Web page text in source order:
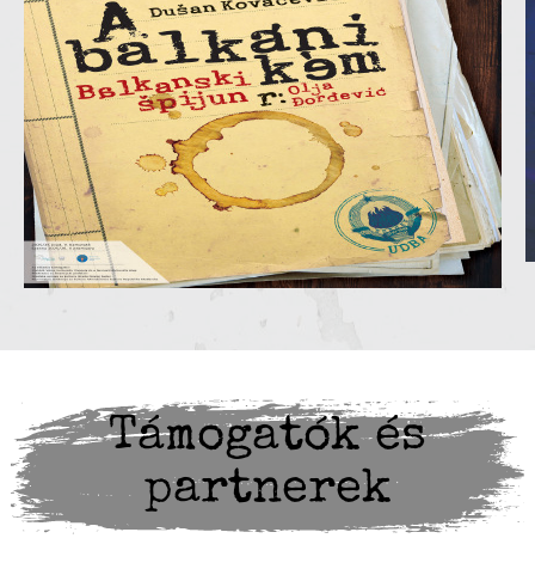
Támogatók és
partnerek